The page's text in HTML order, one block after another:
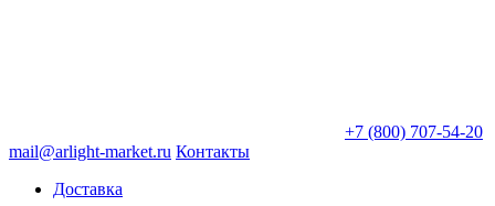
+7 (800) 707-54-20
mail@arlight-market.ru Контакты
Доставка